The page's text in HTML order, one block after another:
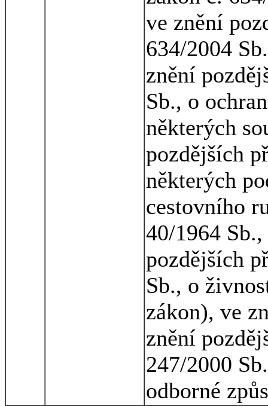
ve znění
634/2004
znění
Sb., o
některých
pozdějších
některých
cestovního
40/1964
pozdějších
Sb., o
zákon), ve
znění
247/2000
odborné